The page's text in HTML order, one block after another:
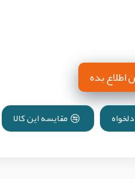
اطلاع بده
مقایسه این کالا